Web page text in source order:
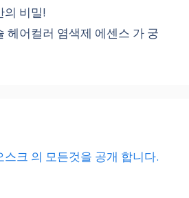
의 비밀!
헤어컬러 염색제 에센스 가 궁
스크 의 모든것을 공개 합니다.